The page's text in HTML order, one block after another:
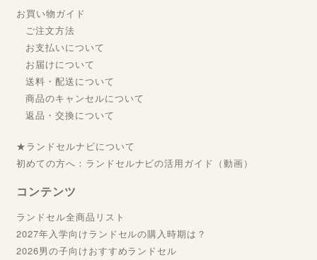
お買い物ガイド
ご注文方法
お支払いについて
お届けについて
送料・配送について
商品のキャンセルについて
返品・交換について
★ランドセルナビについて
初めての方へ：ランドセルナビの活用ガイド（動画）
コンテンツ
ランドセル全商品リスト
2027年入学向けランドセルの購入時期は？
2026男の子向けおすすめランドセル